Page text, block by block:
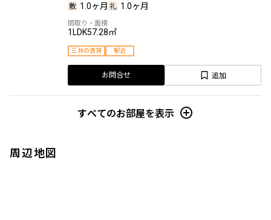
1.0ヶ月 1.0ヶ月
1LDK57.28㎡
三井の賃貸 駅近
お問合せ 追加
すべてのお部屋を表示
周辺地図